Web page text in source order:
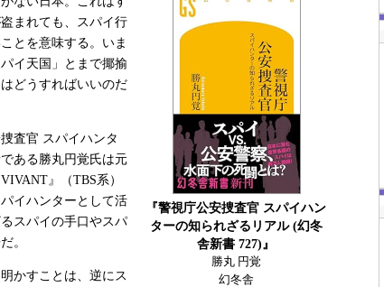
『警視庁公安捜査官 スパイハン
ターの知られざるリアル (幻冬
舎新書 727)』
勝丸 円覚
幻冬舎
まれても、スパイ行
とを意味する。いま
イ天国」とまで揶揄
どうすればいいのだ
査官 スパイハンタ
ある勝丸円覚氏は元
』（TBS系）
イハンターとして活
スパイの手口やスパ
。
かすことは、逆にス